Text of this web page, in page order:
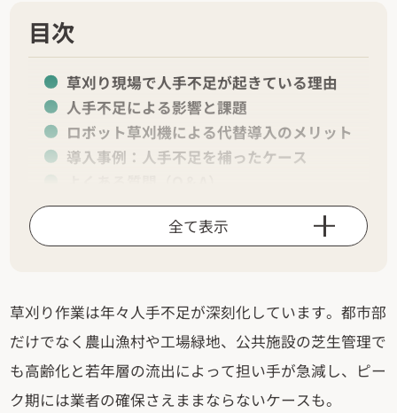
目次
草刈り現場で人手不足が起きている理由
人手不足による影響と課題
ロボット草刈機による代替導入のメリット
導入事例：人手不足を補ったケース
全て表示
草刈り作業は年々人手不足が深刻化しています。都市部
だけでなく農山漁村や工場緑地、公共施設の芝生管理で
も高齢化と若年層の流出によって担い手が急減し、ピー
ク期には業者の確保さえままならないケースも。